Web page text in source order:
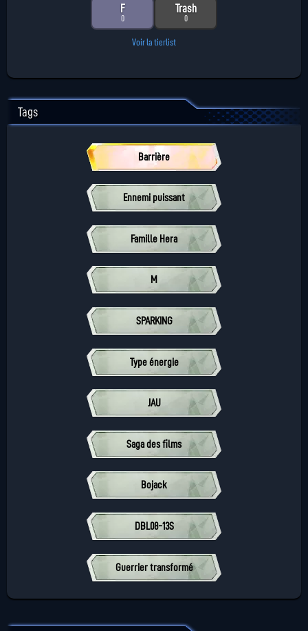
F
0
Trash
0
Voir la tierlist
Tags
Barrière
Ennemi puissant
Famille Hera
M
SPARKING
Type énergie
JAU
Saga des films
Bojack
DBL08-13S
Guerrier transformé